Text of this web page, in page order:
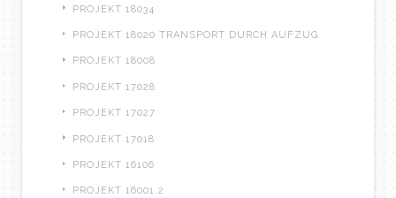
PROJEKT 18034
PROJEKT 18020 TRANSPORT DURCH AUFZUG
PROJEKT 18008
PROJEKT 17028
PROJEKT 17027
PROJEKT 17018
PROJEKT 16106
PROJEKT 16001.2